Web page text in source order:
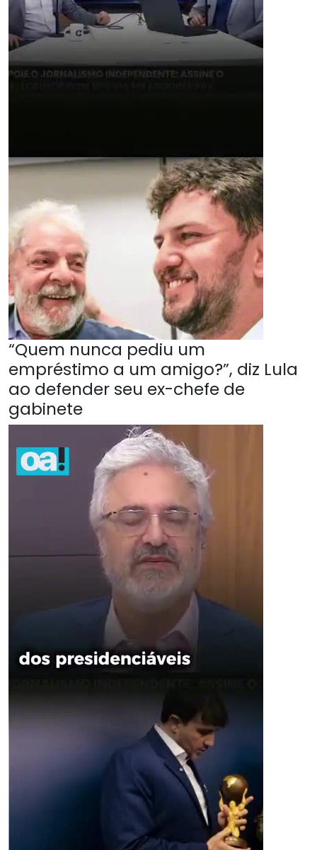
“Quem nunca pediu um
empréstimo a um amigo?”, diz Lula
ao defender seu ex-chefe de
gabinete